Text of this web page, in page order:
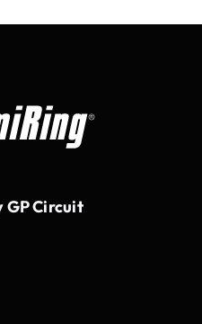
GP Circuit